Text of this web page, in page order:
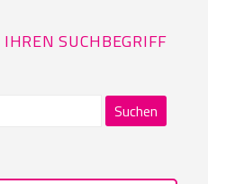
SUCHBEGRIFF